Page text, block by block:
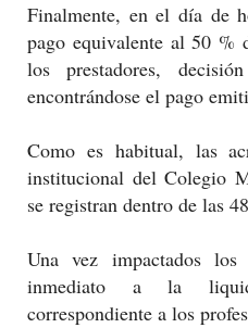
Finalmente, en el día de
pago equivalente al 50 %
los prestadores,
encontrándose el pago
Como es habitual, las
institucional del Colegio
se registran dentro de las
Una vez impactados
inmediato a la
correspondiente a los